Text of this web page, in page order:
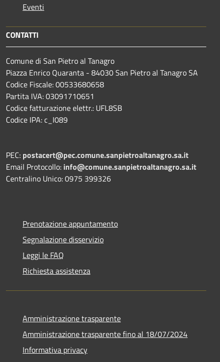
Eventi
CONTATTI
Comune di San Pietro al Tanagro
Piazza Enrico Quaranta - 84030 San Pietro al Tanagro SA
Codice Fiscale: 00533680658
Partita IVA: 03091710651
Codice fatturazione elettr.: UFL8SB
Codice IPA: c_I089
PEC: postacert@pec.comune.sanpietroaltanagro.sa.it
Email Protocollo: info@comune.sanpietroaltanagro.sa.it
Centralino Unico: 0975 399326
Prenotazione appuntamento
Segnalazione disservizio
Leggi le FAQ
Richiesta assistenza
Amministrazione trasparente
Amministrazione trasparente fino al 18/07/2024
Informativa privacy